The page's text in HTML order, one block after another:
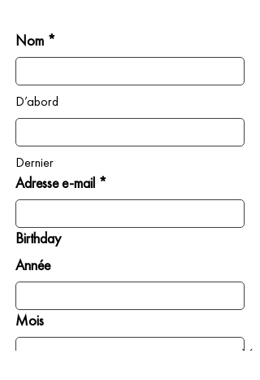
Nom *
D’abord
Dernier
Adresse e-mail *
Birthday
Année
Mois